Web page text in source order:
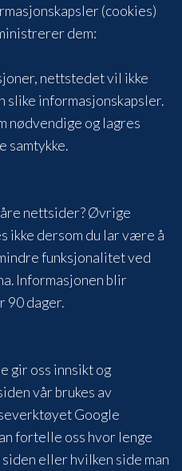
(cookies)
dem:
nettstedet vil ikke
slike informasjonskapsler.
nødvendige og lagres
samtykke.
nettsider? Øvrige
ikke dersom du lar være å
funksjonalitet ved
Informasjonen blir
90 dager.
gir oss innsikt og
vår brukes av
Google
fortelle oss hvor lenge
eller hvilken side man